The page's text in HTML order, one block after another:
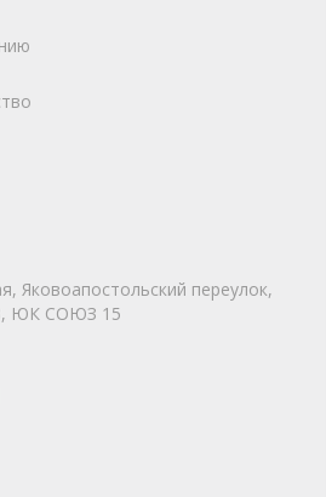
Яковоапостольский переулок,
ЮК СОЮЗ 15
с нами через любой